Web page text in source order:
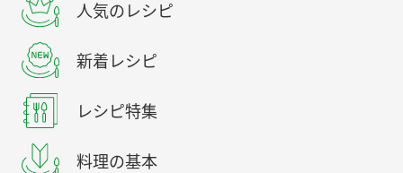
人気のレシピ
新着レシピ
レシピ特集
料理の基本